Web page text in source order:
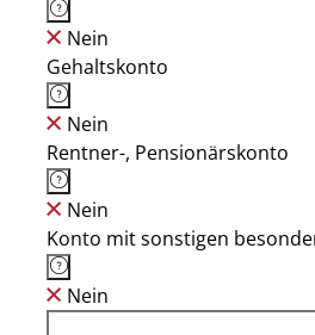
Nein
Gehaltskonto
Nein
Rentner-, Pensionärskonto
Nein
Konto mit sonstigen
Nein